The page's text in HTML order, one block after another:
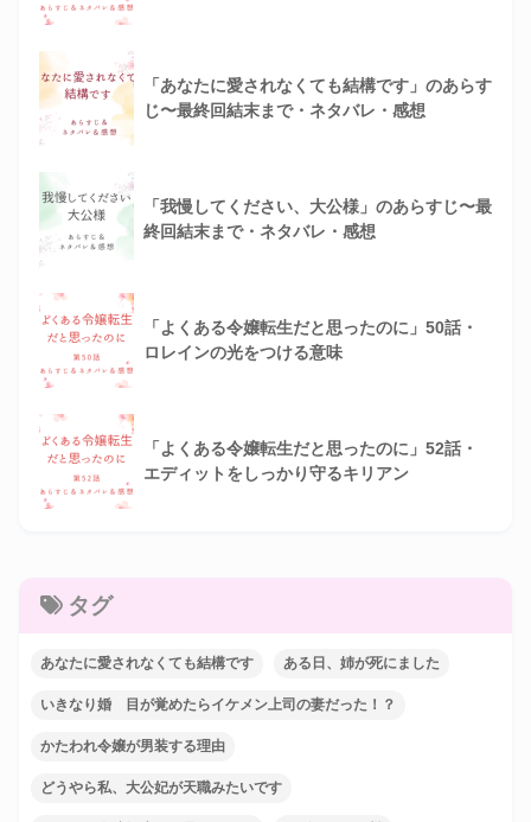
「あなたに愛されなくても結構です」のあらす
じ〜最終回結末まで・ネタバレ・感想
「我慢してください、大公様」のあらすじ〜最
終回結末まで・ネタバレ・感想
「よくある令嬢転生だと思ったのに」50話・
ロレインの光をつける意味
「よくある令嬢転生だと思ったのに」52話・
エディットをしっかり守るキリアン
タグ
あなたに愛されなくても結構です ある日、姉が死にました
いきなり婚 目が覚めたらイケメン上司の妻だった！？
かたわれ令嬢が男装する理由
どうやら私、大公妃が天職みたいです